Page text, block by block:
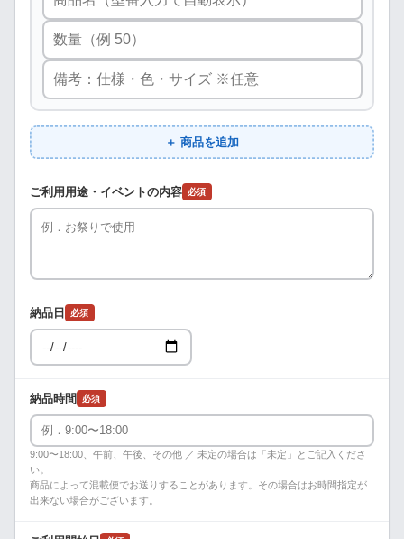
＋ 商品を追加
ご利用用途・イベントの内容 必須
納品日 必須
納品時間 必須
9:00〜18:00、午前、午後、その他 ／ 未定の場合は「未定」とご記入くださ
い。
商品によって混載便でお送りすることがあります。その場合はお時間指定が
出来ない場合がございます。